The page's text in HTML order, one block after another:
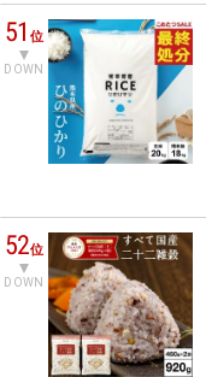
51位
DOWN
52位
DOWN